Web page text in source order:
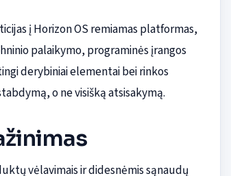
į Horizon OS remiamas platformas,
palaikymo, programinės įrangos
derybiniai elementai bei rinkos
o ne visišką atsisakymą.
vėlavimais ir didesnėmis sąnaudų